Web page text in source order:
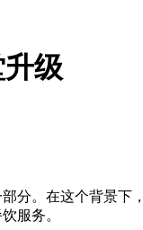
级
分。在这个背景下
服务。